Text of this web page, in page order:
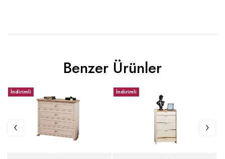
Benzer Ürünler
İndirimli İndirimli